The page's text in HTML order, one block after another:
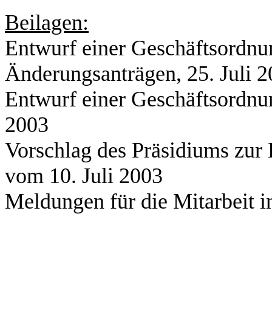
Beilagen:
Entwurf einer
Änderungsanträgen, 25. Juli
Entwurf einer
2003
Vorschlag des Präsidiums
vom 10. Juli 2003
Meldungen für die Mitarbeit